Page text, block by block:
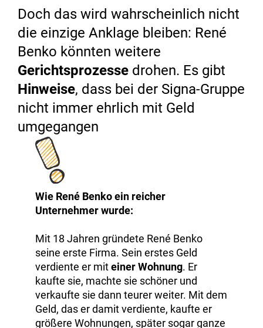
Doch das wird wahrscheinlich nicht
die einzige Anklage bleiben: René
Benko könnten weitere
Gerichtsprozesse drohen. Es gibt
Hinweise, dass bei der Signa-Gruppe
nicht immer ehrlich mit Geld
umgegangen
Wie René Benko ein reicher
Unternehmer wurde:
Mit 18 Jahren gründete René Benko
seine erste Firma. Sein erstes Geld
verdiente er miteiner Wohnung. Er
kaufte sie, machte sie schöner und
verkaufte sie dann teurer weiter. Mit dem
Geld, das er damit verdiente, kaufte er
größere Wohnungen, später sogar ganze